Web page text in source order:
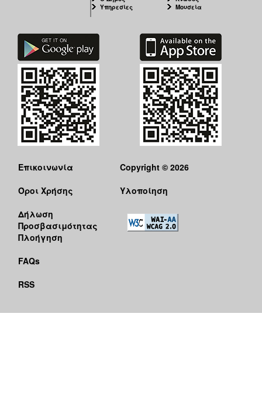
Υπηρεσίες
Μουσεία
Επικοινωνία
Όροι Χρήσης
Δήλωση
Προσβασιμότητας
Πλοήγηση
FAQs
RSS
Copyright © 2026
Υλοποίηση